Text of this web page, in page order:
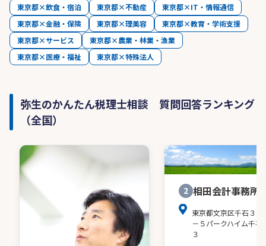
東京都×飲食・宿泊
東京都×不動産
東京都×IT・情報通信
東京都×金融・保険
東京都×理美容
東京都×教育・学術支援
東京都×サービス
東京都×農業・林業・漁業
東京都×医療・福祉
東京都×特殊法人
弥生のかんたん税理士相談 質問回答ランキング
（全国）
2 相田会計事務所
東京都文京区千石３－
－５パークハイム千石
３